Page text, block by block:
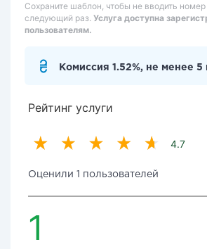
Сохраните шаблон, чтобы не вводить номер
следующий раз. Услуга доступна
пользователям.
Комиссия 1.52%, не менее 5
Рейтинг услуги
4.7
Оценили 1 пользователей
1